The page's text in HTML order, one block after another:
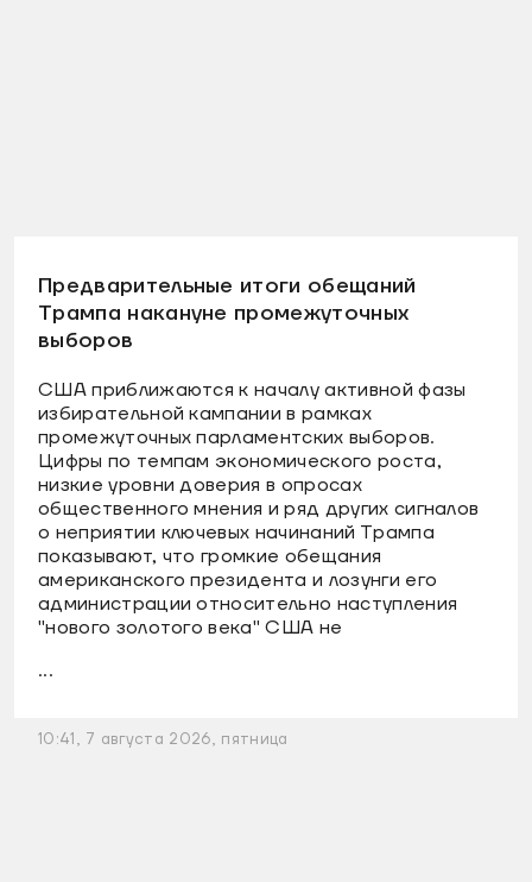
Предварительные итоги обещаний
Трампа накануне промежуточных
выборов
США приближаются к началу активной фазы
избирательной кампании в рамках
промежуточных парламентских выборов.
Цифры по темпам экономического роста,
низкие уровни доверия в опросах
общественного мнения и ряд других сигналов
о неприятии ключевых начинаний Трампа
показывают, что громкие обещания
американского президента и лозунги его
администрации относительно наступления
"нового золотого века" США не
...
10:41, 7 августа 2026, пятница